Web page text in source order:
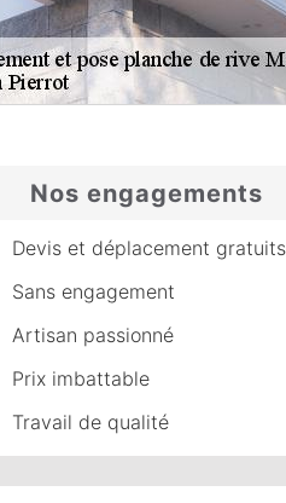
Nos engagements
Devis et déplacement gratuits
Sans engagement
Artisan passionné
Prix imbattable
Travail de qualité